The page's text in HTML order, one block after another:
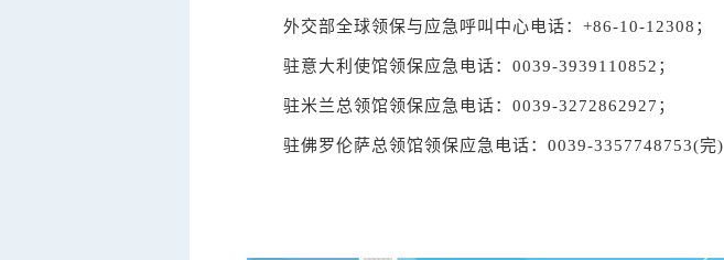
外交部全球领保与应急呼叫中心电话：+86-10-12308；
驻意大利使馆领保应急电话：0039-3939110852；
驻米兰总领馆领保应急电话：0039-3272862927；
驻佛罗伦萨总领馆领保应急电话：0039-3357748753(完)